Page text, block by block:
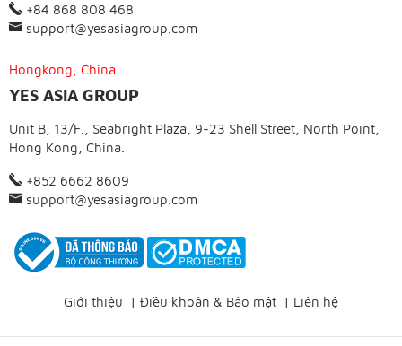
+84 868 808 468
support@yesasiagroup.com
Hongkong, China
YES ASIA GROUP
Unit B, 13/F., Seabright Plaza, 9-23 Shell Street, North Point,
Hong Kong, China.
+852 6662 8609
support@yesasiagroup.com
Giới thiệu | Điều khoản & Bảo mật | Liên hệ